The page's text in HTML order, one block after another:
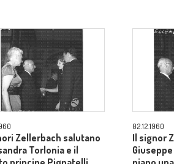
Zellerbach salutano
Torlonia e il
02.12.1960
Il signor